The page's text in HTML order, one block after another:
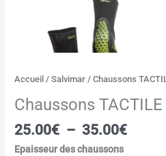
Accueil /Salvimar / Chaussons
Chaussons TACTILE
25.00€ – 35.00€
Epaisseur des chaussons